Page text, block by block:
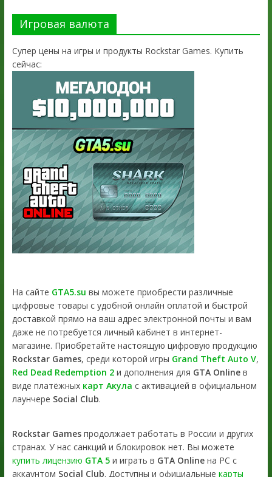
Игровая валюта
Супер цены на игры и продукты Rockstar Games. Купить
сейчас:
На сайте GTA5.su вы можете приобрести различные
цифровые товары с удобной онлайн оплатой и быстрой
доставкой прямо на ваш адрес электронной почты и вам
даже не потребуется личный кабинет в интернет-
магазине. Приобретайте настоящую цифровую продукцию
Rockstar Games, среди которой игры Grand Theft Auto V,
Red Dead Redemption 2и дополнения для GTA Onlineв
виде платёжных карт Акула с активацией в официальном
лаунчере Social Club.
Rockstar Gamesпродолжает работать в России и других
странах. У нас санкций и блокировок нет. Вы можете
купить лицензию GTA 5и играть в GTA Onlineна PC с
аккаунтом Social Club. Доступны и официальные карты